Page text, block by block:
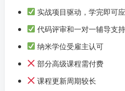
实战项目驱动，学完即可
代码评审和一对一辅导支持
纳米学位受雇主认可
部分高级课程需付费
课程更新周期较长